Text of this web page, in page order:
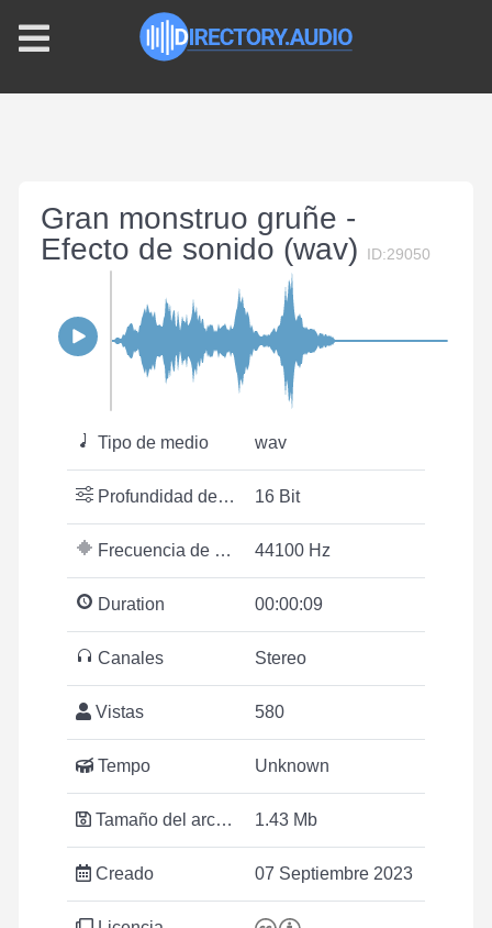
Gran monstruo gruñe -
Efecto de sonido (wav)
ID:29050
Tipo de medio wav
Profundidad de bits 16 Bit
Frecuencia de muestreo 44100 Hz
Duration 00:00:09
Canales Stereo
Vistas 580
Tempo Unknown
Tamaño del archivo 1.43 Mb
Creado 07 Septiembre 2023